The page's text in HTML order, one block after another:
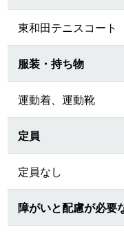
東和田テニスコート
服装・持ち物
運動着、運動靴
定員
定員なし
障がいと配慮が必要